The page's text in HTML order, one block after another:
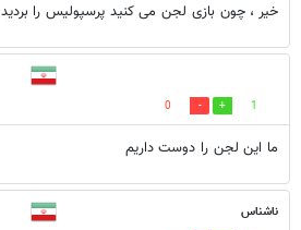
خیر ، چون بازی لجن می کنید پرسپولیس را بردید
1
0
ما این لجن را دوست داریم
ناشناس